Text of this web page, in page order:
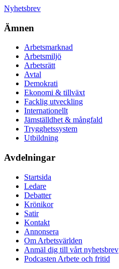
Nyhetsbrev
Ämnen
Arbetsmarknad
Arbetsmiljö
Arbetsrätt
Avtal
Demokrati
Ekonomi & tillväxt
Facklig utveckling
Internationellt
Jämställdhet & mångfald
Trygghetssystem
Utbildning
Avdelningar
Startsida
Ledare
Debatter
Krönikor
Satir
Kontakt
Annonsera
Om Arbetsvärlden
Anmäl dig till vårt nyhetsbrev
Podcasten Arbete och fritid